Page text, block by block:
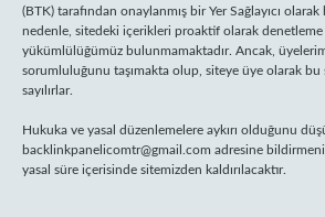
(BTK) tarafından onaylanmış bir Yer Sağlayıcı
nedenle, sitedeki içerikleri proaktif olarak denetleme
yükümlülüğümüz bulunmamaktadır. Ancak,
sorumluluğunu taşımakta olup, siteye üye olarak
sayılırlar.
Hukuka ve yasal düzenlemelere aykırı olduğunu
backlinkpanelicomtr@gmail.com adresine
yasal süre içerisinde sitemizden kaldırılacaktır.